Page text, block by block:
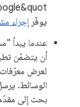
يوفّر إجراء
أن يتضمّن
بحث إلى